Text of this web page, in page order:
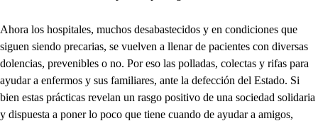
Ahora los hospitales, muchos desabastecidos y en condiciones que
siguen siendo precarias, se vuelven a llenar de pacientes con diversas
dolencias, prevenibles o no. Por eso las polladas, colectas y rifas para
ayudar a enfermos y sus familiares, ante la defección del Estado. Si
bien estas prácticas revelan un rasgo positivo de una sociedad solidaria
y dispuesta a poner lo poco que tiene cuando de ayudar a amigos,